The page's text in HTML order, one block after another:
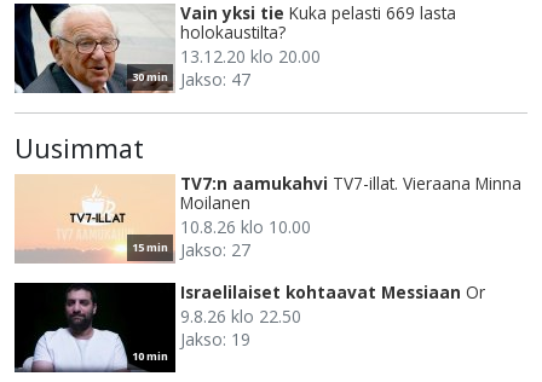
30 min
Vain yksi tie Kuka pelasti 669 lasta
holokaustilta?
13.12.20 klo 20.00
Jakso: 47
Uusimmat
15 min
TV7:n aamukahvi TV7-illat. Vieraana Minna
Moilanen
10.8.26 klo 10.00
Jakso: 27
10 min
Israelilaiset kohtaavat Messiaan Or
9.8.26 klo 22.50
Jakso: 19